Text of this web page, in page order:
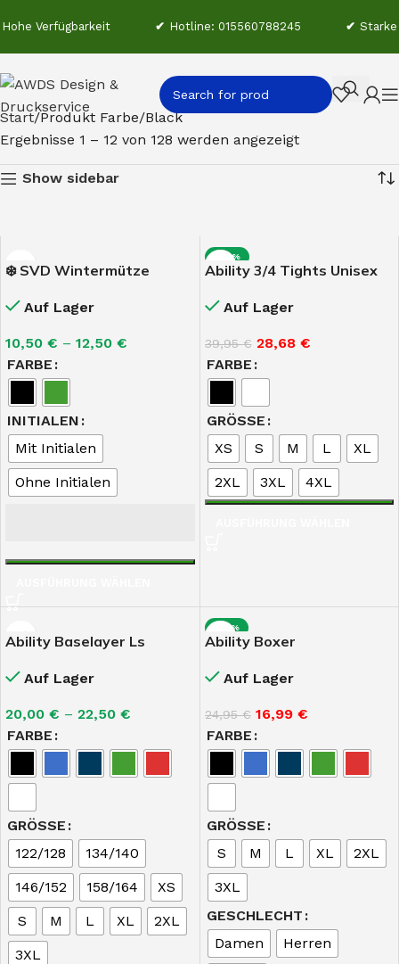
Verfügbarkeit Hotline: 015560788245 Starke
Start Produkt Farbe Black
Ergebnisse 1 – 12 von 128 werden angezeigt
Show sidebar
❄️ SVD Wintermütze
Auf Lager
10,50 € – 12,50 €
FARBE
INITIALEN
Mit Initialen
Ohne Initialen
-28%
Ability 3/4 Tights Unisex
Auf Lager
39,95€ 28,68 €
FARBE
GRÖSSE
XS
S M L
XL
2XL
3XL 4XL
Ability Baselayer Ls
Auf Lager
20,00 € – 22,50 €
FARBE
GRÖSSE
122/128
134/140
146/152
158/164
XS
S
M L XL
2XL
3XL
-32%
Ability Boxer
Auf Lager
24,95€ 16,99 €
FARBE
GRÖSSE
S
M L XL
2XL
3XL
GESCHLECHT
Damen
Herren